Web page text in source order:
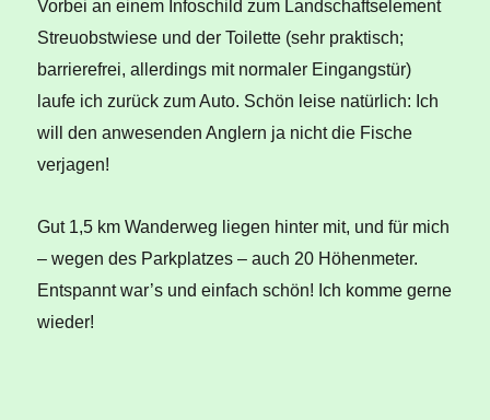
Vorbei an einem Infoschild zum Landschaftselement
Streuobstwiese und der Toilette (sehr praktisch;
barrierefrei, allerdings mit normaler Eingangstür)
laufe ich zurück zum Auto. Schön leise natürlich: Ich
will den anwesenden Anglern ja nicht die Fische
verjagen!
Gut 1,5 km Wanderweg liegen hinter mit, und für mich
– wegen des Parkplatzes – auch 20 Höhenmeter.
Entspannt war’s und einfach schön! Ich komme gerne
wieder!